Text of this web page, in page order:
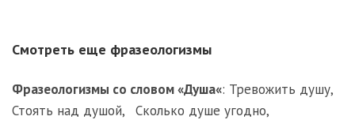
Смотреть еще фразеологизмы
Фразеологизмы со словом «Душа«: Тревожить душу,
Стоять над душой, Сколько душе угодно,